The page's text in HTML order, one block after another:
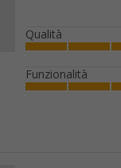
Qualità
Funzionalità